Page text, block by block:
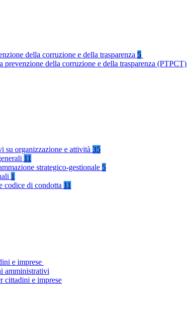
della corruzione e della trasparenza 5
prevenzione della corruzione e della trasparenza (PTPCT)
su organizzazione e attività 35
11
strategico-gestionale 5
1
codice di condotta 11
e imprese
amministrativi
cittadini e imprese